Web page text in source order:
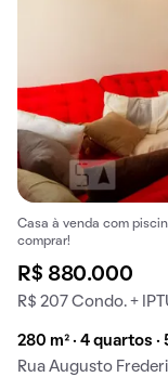
Casa à venda com
comprar!
R$ 880.000
R$ 207 Condo. +
280 m² · 4 quartos ·
Rua Augusto